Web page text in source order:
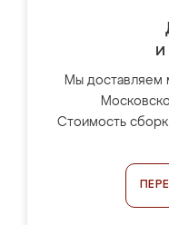
и
Мы доставляем
Стоимость